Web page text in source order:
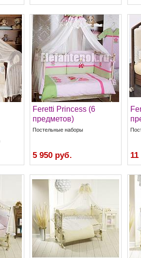
Feretti Princess (6
предметов)
Постельные наборы
5 950 руб.